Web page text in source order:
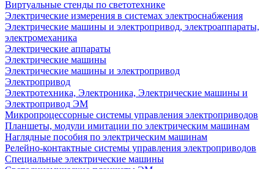
Виртуальные стенды по светотехнике
Электрические измерения в системах электроснабжения
Электрические машины и электропривод, электроаппараты,
электромеханика
Электрические аппараты
Электрические машины
Электрические машины и электропривод
Электропривод
Электротехника, Электроника, Электрические машины и
Электропривод ЭМ
Микропроцессорные системы управления электроприводов
Планшеты, модули имитации по электрическим машинам
Наглядные пособия по электрическим машинам
Релейно-контактные системы управления электроприводов
Специальные электрические машины